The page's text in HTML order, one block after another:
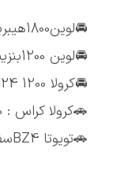
🚘لوین1800هیبرید: 2024: 3,165
🚘لوین 1200بنزینی:2023: 2,620
🚘کرولا 1200 2024 :2,870
🚗کرولا کراس : 4,600
🚗تویوتا BZ4سفید: 2024: 5,810